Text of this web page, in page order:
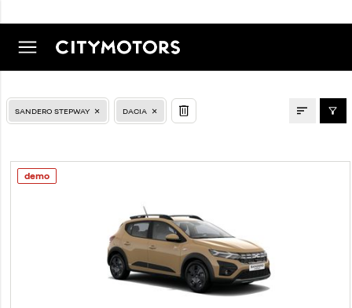
LAOAUTOD
SANDERO STEPWAY DACIA
demo